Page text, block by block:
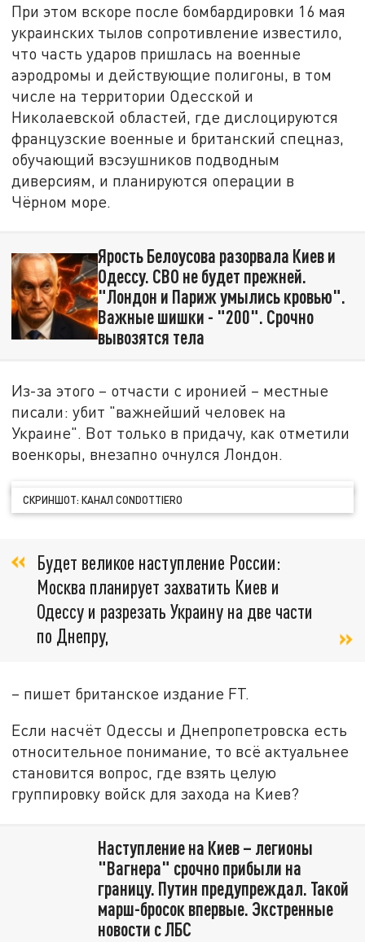
При этом вскоре после бомбардировки 16 мая
украинских тылов сопротивление известило,
что часть ударов пришлась на военные
аэродромы и действующие полигоны, в том
числе на территории Одесской и
Николаевской областей, где дислоцируются
французские военные и британский спецназ,
обучающий вэсэушников подводным
диверсиям, и планируются операции в
Чёрном море.
Ярость Белоусова разорвала Киев и
Одессу. СВО не будет прежней.
"Лондон и Париж умылись кровью".
Важные шишки - "200". Срочно
вывозятся тела
Из-за этого – отчасти с иронией – местные
писали: убит "важнейший человек на
Украине". Вот только в придачу, как отметили
военкоры, внезапно очнулся Лондон.
СКРИНШОТ: КАНАЛ CONDOTTIERO
Будет великое наступление России:
Москва планирует захватить Киев и
Одессу и разрезать Украину на две части
по Днепру,
– пишет британское издание FT.
Если насчёт Одессы и Днепропетровска есть
относительное понимание, то всё актуальнее
становится вопрос, где взять целую
группировку войск для захода на Киев?
Наступление на Киев – легионы
"Вагнера" срочно прибыли на
границу. Путин предупреждал. Такой
марш-бросок впервые. Экстренные
новости с ЛБС